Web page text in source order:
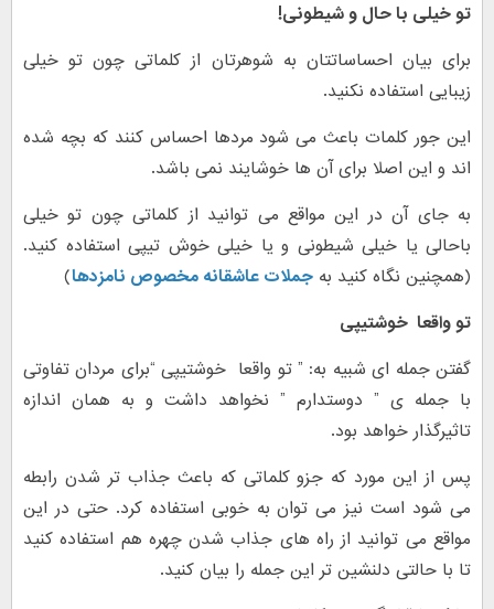
تو خیلی با حال و شیطونی!
برای بیان احساساتتان به شوهرتان از کلماتی چون تو خیلی
زیبایی استفاده نکنید.
این جور کلمات باعث می شود مردها احساس کنند که بچه شده
اند و این اصلا برای آن ها خوشایند نمی باشد.
به جای آن در این مواقع می توانید از کلماتی چون تو خیلی
باحالی یا خیلی شیطونی و یا خیلی خوش تیپی استفاده کنید.
(همچنین نگاه کنید به جملات عاشقانه مخصوص نامزدها)
تو واقعا خوشتیپی
گفتن جمله ای شبیه به: ” تو واقعا خوشتیپی “برای مردان تفاوتی
با جمله ی ” دوستدارم ” نخواهد داشت و به همان اندازه
تاثیرگذار خواهد بود.
پس از این مورد که جزو کلماتی که باعث جذاب تر شدن رابطه
می شود است نیز می توان به خوبی استفاده کرد. حتی در این
مواقع می توانید از راه های جذاب شدن چهره هم استفاده کنید
تا با حالتی دلنشین تر این جمله را بیان کنید.